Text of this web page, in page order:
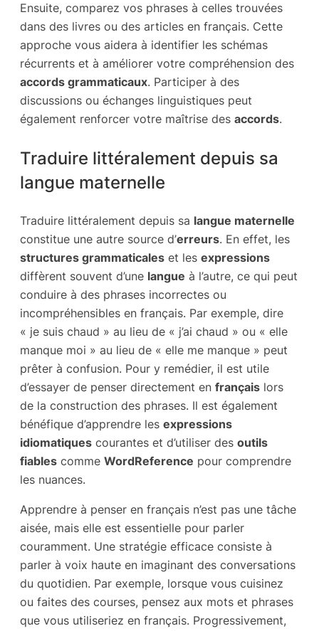
Ensuite, comparez vos phrases à celles trouvées
dans des livres ou des articles en français. Cette
approche vous aidera à identifier les schémas
récurrents et à améliorer votre compréhension des
accords grammaticaux. Participer à des
discussions ou échanges linguistiques peut
également renforcer votre maîtrise des accords.
Traduire littéralement depuis sa
langue maternelle
Traduire littéralement depuis sa langue maternelle
constitue une autre source d’erreurs. En effet, les
structures grammaticales et les expressions
diffèrent souvent d’une langue à l’autre, ce qui peut
conduire à des phrases incorrectes ou
incompréhensibles en français. Par exemple, dire
« je suis chaud » au lieu de « j’ai chaud » ou « elle
manque moi » au lieu de « elle me manque » peut
prêter à confusion. Pour y remédier, il est utile
d’essayer de penser directement en français lors
de la construction des phrases. Il est également
bénéfique d’apprendre les expressions
idiomatiques courantes et d’utiliser des outils
fiables comme WordReference pour comprendre
les nuances.
Apprendre à penser en français n’est pas une tâche
aisée, mais elle est essentielle pour parler
couramment. Une stratégie efficace consiste à
parler à voix haute en imaginant des conversations
du quotidien. Par exemple, lorsque vous cuisinez
ou faites des courses, pensez aux mots et phrases
que vous utiliseriez en français. Progressivement,